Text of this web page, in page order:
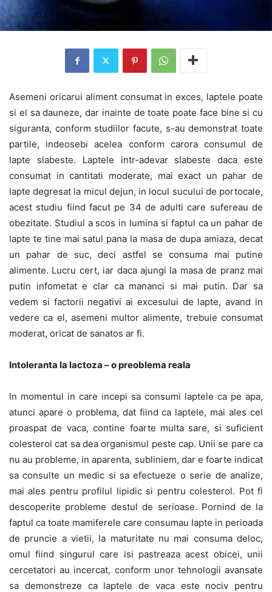
Asemeni oricarui aliment consumat in exces, laptele poate
si el sa dauneze, dar inainte de toate poate face bine si cu
siguranta, conform studiilor facute, s-au demonstrat toate
partile, indeosebi acelea conform carora consumul de
lapte slabeste. Laptele intr-adevar slabeste daca este
consumat in cantitati moderate, mai exact un pahar de
lapte degresat la micul dejun, in locul sucului de portocale,
acest studiu fiind facut pe 34 de adulti care sufereau de
obezitate. Studiul a scos in lumina si faptul ca un pahar de
lapte te tine mai satul pana la masa de dupa amiaza, decat
un pahar de suc, deci astfel se consuma mai putine
alimente. Lucru cert, iar daca ajungi la masa de pranz mai
putin infometat e clar ca mananci si mai putin. Dar sa
vedem si factorii negativi ai excesului de lapte, avand in
vedere ca el, asemeni multor alimente, trebuie consumat
moderat, oricat de sanatos ar fi.
Intoleranta la lactoza – o preoblema reala
In momentul in care incepi sa consumi laptele ca pe apa,
atunci apare o problema, dat fiind ca laptele, mai ales cel
proaspat de vaca, contine foarte multa sare, si suficient
colesterol cat sa dea organismul peste cap. Unii se pare ca
nu au probleme, in aparenta, subliniem, dar e foarte indicat
sa consulte un medic si sa efectueze o serie de analize,
mai ales pentru profilul lipidic si pentru colesterol. Pot fi
descoperite probleme destul de serioase. Pornind de la
faptul ca toate mamiferele care consumau lapte in perioada
de pruncie a vietii, la maturitate nu mai consuma deloc,
omul fiind singurul care isi pastreaza acest obicei, unii
cercetatori au incercat, conform unor tehnologii avansate
sa demonstreze ca laptele de vaca este nociv pentru